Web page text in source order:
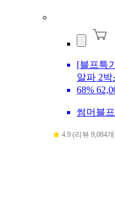
[블프특
알파 2박
68%
썸머블
4.9 (리뷰 9,084